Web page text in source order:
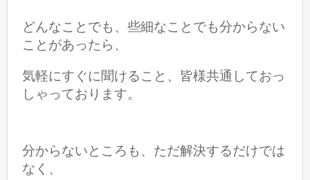
どんなことでも、些細なことでも分からない
ことがあったら、
気軽にすぐに聞けること、皆様共通しておっ
しゃっております。
分からないところも、ただ解決するだけでは
なく、